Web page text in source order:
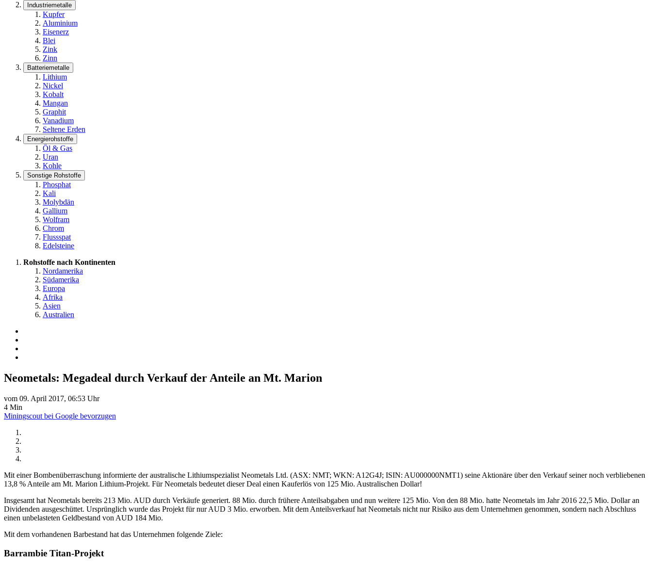
Industriemetalle
Kupfer
Aluminium
Eisenerz
Blei
Zink
Zinn
Batteriemetalle
Lithium
Nickel
Kobalt
Mangan
Graphit
Vanadium
Seltene Erden
Energierohstoffe
Öl & Gas
Uran
Kohle
Sonstige Rohstoffe
Phosphat
Kali
Molybdän
Gallium
Wolfram
Chrom
Flussspat
Edelsteine
Rohstoffe nach Kontinenten
Nordamerika
Südamerika
Europa
Afrika
Asien
Australien
Neometals: Megadeal durch Verkauf der Anteile an Mt. Marion
vom 09. April 2017, 06:53 Uhr
4 Min
Miningscout bei Google bevorzugen
Mit einer Bombenüberraschung informierte der australische Lithiumspezialist Neometals Ltd. (ASX: NMT; WKN: A12G4J; ISIN: AU000000NMT1) seine Aktionäre über den Verkauf seiner noch verbliebenen
13,8 % Anteile am Mt. Marion Lithium-Projekt. Für Neometals bedeutet dieser Deal einen Kauferlös von 125 Mio. Australischen Dollar!
Insgesamt hat Neometals bereits 213 Mio. AUD durch Verkäufe generiert. 88 Mio. durch frühere Anteilsabgaben und nun weitere 125 Mio. Von den 88 Mio. hatte Neometals im Jahr 2016 22,5 Mio. Dollar an
Dividenden ausgeschüttet. Ursprünglich wurde das Projekt für nur AUD 3 Mio. erworben. Mit dem Anteilsverkauf hat Neometals nicht nur Risiko aus dem Unternehmen genommen, sondern nach Abschluss
einen unbelasteten Geldbestand von AUD 184 Mio.
Mit dem vorhandenen Barbestand hat das Unternehmen folgende Ziele:
Barrambie Titan-Projekt